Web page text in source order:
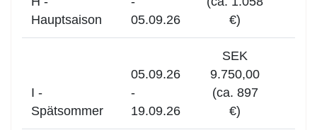
Hauptsaison
05.09.26
€)
I -
Spätsommer
05.09.26
-
19.09.26
SEK
9.750,00
(ca. 897
€)